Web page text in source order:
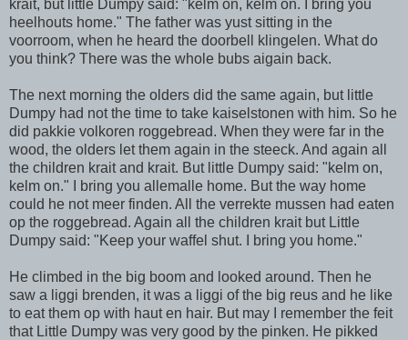
krait, but little Dumpy said: "kelm on, kelm on. I bring you
heelhouts home." The father was yust sitting in the
voorroom, when he heard the doorbell klingelen. What do
you think? There was the whole bubs aigain back.
The next morning the olders did the same again, but little
Dumpy had not the time to take kaiselstonen with him. So he
did pakkie volkoren roggebread. When they were far in the
wood, the olders let them again in the steeck. And again all
the children krait and krait. But little Dumpy said: "kelm on,
kelm on." I bring you allemalle home. But the way home
could he not meer finden. All the verrekte mussen had eaten
op the roggebread. Again all the children krait but Little
Dumpy said: "Keep your waffel shut. I bring you home."
He climbed in the big boom and looked around. Then he
saw a liggi brenden, it was a liggi of the big reus and he like
to eat them op with haut en hair. But may I remember the feit
that Little Dumpy was very good by the pinken. He pikked